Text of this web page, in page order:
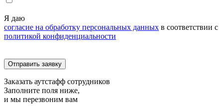
Я даю
согласие на обработку персональных данных в соответствии с
политикой конфиденциальности
Заказать аутстафф сотрудников
Заполните поля ниже,
и мы перезвоним вам